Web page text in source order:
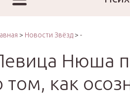
> Новости Звёзд> -
Нюша
том, как